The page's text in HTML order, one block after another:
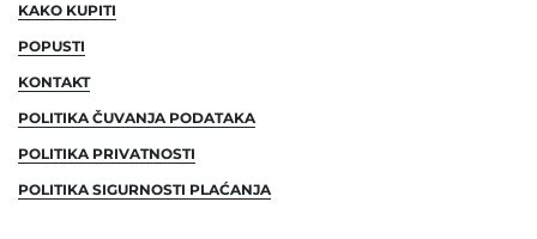
KAKO KUPITI
POPUSTI
KONTAKT
POLITIKA ČUVANJA PODATAKA
POLITIKA PRIVATNOSTI
POLITIKA SIGURNOSTI PLAĆANJA